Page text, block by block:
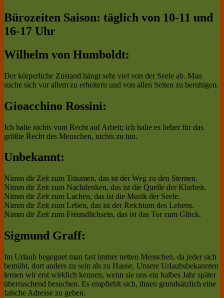
Bürozeiten Saison: täglich von 10-11 und
16-17 Uhr
Wilhelm von Humboldt:
Der körperliche Zustand hängt sehr viel von der Seele ab. Man
suche sich vor allem zu erheitern und von allen Seiten zu beruhigen.
Gioacchino Rossini:
Ich halte nichts vom Recht auf Arbeit; ich halte es lieber für das
größte Recht des Menschen, nichts zu tun.
Unbekannt:
Nimm dir Zeit zum Träumen, das ist der Weg zu den Sternen.
Nimm dir Zeit zum Nachdenken, das ist die Quelle der Klarheit.
Nimm dir Zeit zum Lachen, das ist die Musik der Seele.
Nimm dir Zeit zum Leben, das ist der Reichtum des Lebens.
Nimm dir Zeit zum Freundlichsein, das ist das Tor zum Glück.
Sigmund Graff:
Im Urlaub begegnet man fast immer netten Menschen, da jeder sich
bemüht, dort anders zu sein als zu Hause. Unsere Urlaubsbekannten
lernen wir erst wirklich kennen, wenn sie uns ein halbes Jahr später
überraschend besuchen. Es empfiehlt sich, ihnen grundsätzlich eine
falsche Adresse zu geben.